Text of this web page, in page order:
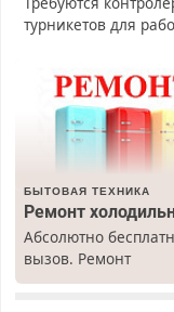
турникетов для
Прием по ТК РФ.
работы любой.
Бесплатное
З/п – до 96000
Ежемесячно
выплачивается
премия. Возможно
бесплатное
получение
БЫТОВАЯ ТЕХНИКА
Ремонт
Абсолютно
вызов. Ремонт
холодильников всех